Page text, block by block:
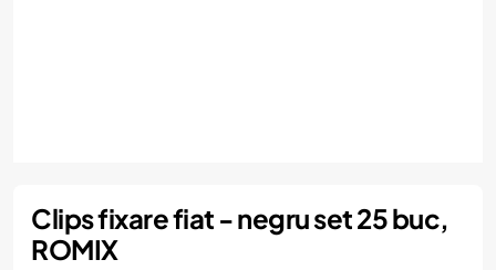
Clips fixare fiat - negru set 25 buc,
ROMIX